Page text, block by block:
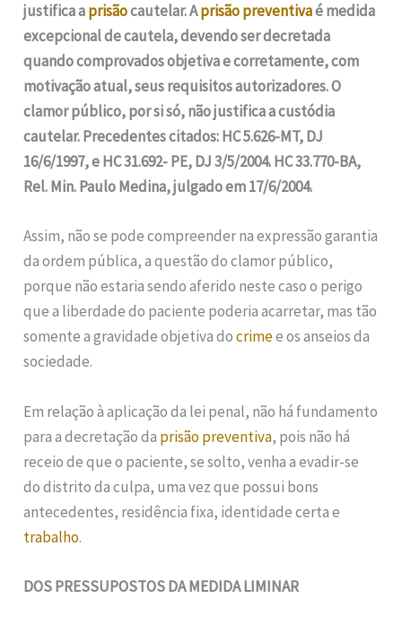
justifica aprisãocautelar. Aprisão preventivaé medida
excepcional de cautela, devendo ser decretada
quando comprovados objetiva e corretamente, com
motivação atual, seus requisitos autorizadores. O
clamor público, por si só, não justifica a custódia
cautelar. Precedentes citados: HC 5.626-MT, DJ
16/6/1997, e HC 31.692- PE, DJ 3/5/2004. HC 33.770-BA,
Rel. Min. Paulo Medina, julgado em 17/6/2004.
Assim, não se pode compreender na expressão garantia
da ordem pública, a questão do clamor público,
porque não estaria sendo aferido neste caso o perigo
que a liberdade do paciente poderia acarretar, mas tão
somente a gravidade objetiva docrimee os anseios da
sociedade.
Em relação à aplicação da lei penal, não há fundamento
para a decretação da prisão preventiva, pois não há
receio de que o paciente, se solto, venha a evadir-se
do distrito da culpa, uma vez que possui bons
antecedentes, residência fixa, identidade certa e
trabalho.
DOS PRESSUPOSTOS DA MEDIDA LIMINAR